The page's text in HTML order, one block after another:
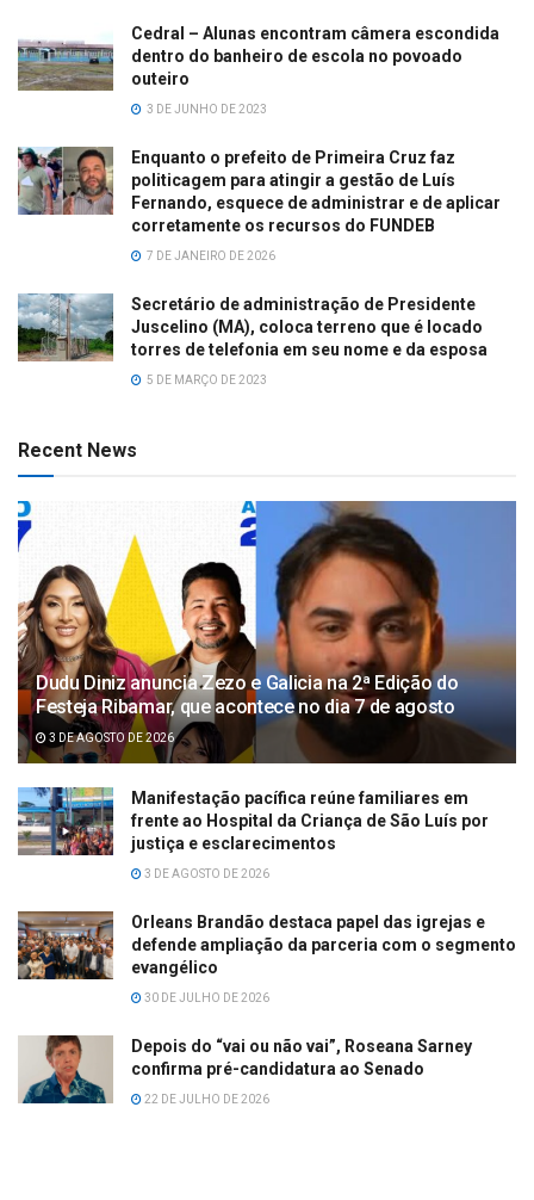
Cedral – Alunas encontram câmera escondida
dentro do banheiro de escola no povoado
outeiro
3 DE JUNHO DE 2023
Enquanto o prefeito de Primeira Cruz faz
politicagem para atingir a gestão de Luís
Fernando, esquece de administrar e de aplicar
corretamente os recursos do FUNDEB
7 DE JANEIRO DE 2026
Secretário de administração de Presidente
Juscelino (MA), coloca terreno que é locado
torres de telefonia em seu nome e da esposa
5 DE MARÇO DE 2023
Recent News
Dudu Diniz anuncia Zezo e Galicia na 2ª Edição do
Festeja Ribamar, que acontece no dia 7 de agosto
3 DE AGOSTO DE 2026
Manifestação pacífica reúne familiares em
frente ao Hospital da Criança de São Luís por
justiça e esclarecimentos
3 DE AGOSTO DE 2026
Orleans Brandão destaca papel das igrejas e
defende ampliação da parceria com o segmento
evangélico
30 DE JULHO DE 2026
Depois do “vai ou não vai”, Roseana Sarney
confirma pré-candidatura ao Senado
22 DE JULHO DE 2026